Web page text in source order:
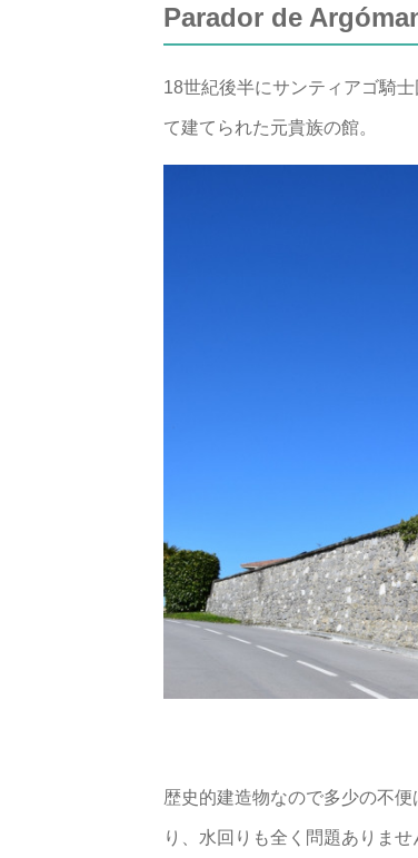
Parador de
18世紀後半にサンティアゴ騎
て建てられた元貴族の館。
歴史的建造物なので多少の不
り、水回りも全く問題ありませ